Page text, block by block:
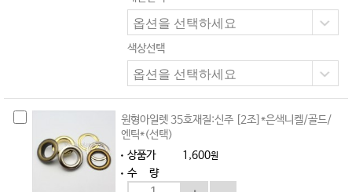
색상선택
원형아일렛 35호재질:신주 [2조]*은색니켈/골드/
엔틱*(선택)
상품가
1,600원
수 량